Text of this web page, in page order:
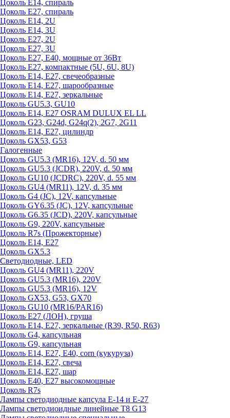
Цоколь Е14, спираль
Цоколь Е27, спираль
Цоколь Е14, 2U
Цоколь Е14, 3U
Цоколь Е27, 2U
Цоколь Е27, 3U
Цоколь Е27, Е40, мощные от 36Вт
Цоколь Е27, компактные (5U, 6U, 8U)
Цоколь Е14, Е27, свечеобразные
Цоколь Е14, Е27, шарообразные
Цоколь Е14, Е27, зеркальные
Цоколь GU5.3, GU10
Цоколь Е14, Е27 OSRAM DULUX EL LL
Цоколь G23, G24d, G24q(2), 2G7, 2G11
Цоколь Е14, Е27, цилиндр
Цоколь GX53, G53
Галогенные
Цоколь GU5.3 (MR16), 12V, d. 50 мм
Цоколь GU5.3 (JCDR), 220V, d. 50 мм
Цоколь GU10 (JCDRC), 220V, d. 55 мм
Цоколь GU4 (MR11), 12V, d. 35 мм
Цоколь G4 (JC), 12V, капсульные
Цоколь GY6.35 (JC), 12V, капсульные
Цоколь G6.35 (JCD), 220V, капсульные
Цоколь G9, 220V, капсульные
Цоколь R7s (Прожекторные)
Цоколь E14, E27
Цоколь GX5.3
Светодиодные, LED
Цоколь GU4 (MR11), 220V
Цоколь GU5.3 (MR16), 220V
Цоколь GU5.3 (MR16), 12V
Цоколь GX53, G53, GX70
Цоколь GU10 (MR16/PAR16)
Цоколь Е27 (ЛОН), груша
Цоколь Е14, Е27, зеркальные (R39, R50, R63)
Цоколь G4, капсульная
Цоколь G9, капсульная
Цоколь Е14, Е27, Е40, corn (кукуруза)
Цоколь Е14, Е27, свеча
Цоколь Е14, Е27, шар
Цоколь Е40, Е27 высокомощные
Цоколь R7s
Лампы светодиодные капсула Е-14 и Е-27
Лампы светодиоидные линейные T8 G13